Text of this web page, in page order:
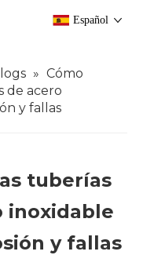
Español
» Cómo
de acero
y fallas
tuberías
inoxidable
y fallas